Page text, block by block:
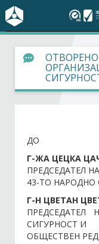
За БСК
На фокус
Социален диалог
Дейности
Арбитражен съд
Проекти
ДО
Г-ЖА ЦЕЦКА
ПРЕДСЕДАТЕЛ НА
43-ТО НАРОДНО
Г-Н ЦВЕТАН
СИГУРНОСТ И
ОБЩЕСТВЕН